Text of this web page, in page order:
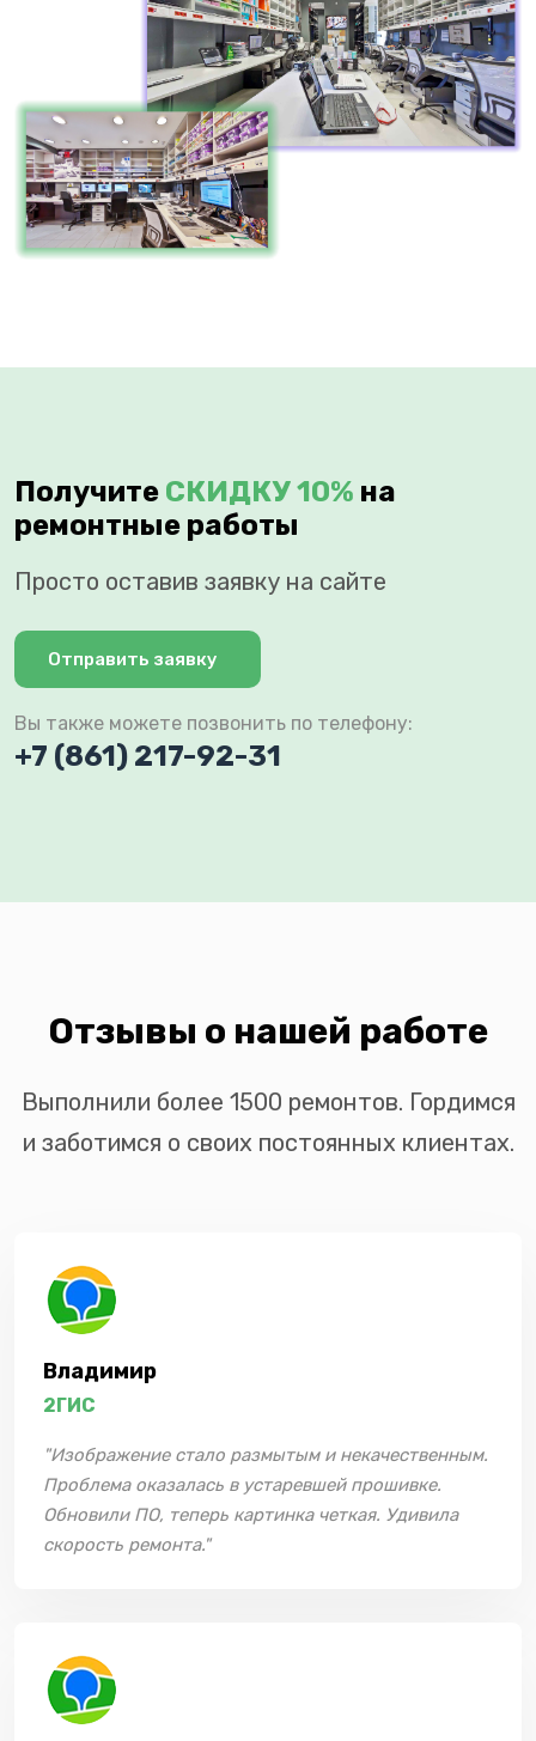
Получите СКИДКУ 10% на
ремонтные работы
Просто оставив заявку на сайте
Отправить заявку
Вы также можете позвонить по телефону:
+7 (861) 217-92-31
Отзывы о нашей работе
Выполнили более 1500 ремонтов. Гордимся
и заботимся о своих постоянных клиентах.
Владимир
2ГИС
"Изображение стало размытым и некачественным.
Проблема оказалась в устаревшей прошивке.
Обновили ПО, теперь картинка четкая. Удивила
скорость ремонта."